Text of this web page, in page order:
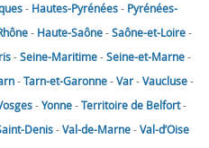
- Hautes-Pyrénées- Pyrénées-
- Haute-Saône-Saône-et-Loire-
-Seine-Maritime-Seine-et-Marne-
-Tarn-et-Garonne-Var-Vaucluse-
-Yonne-Territoire de Belfort-
Denis-Val-de-Marne-Val-d’Oise